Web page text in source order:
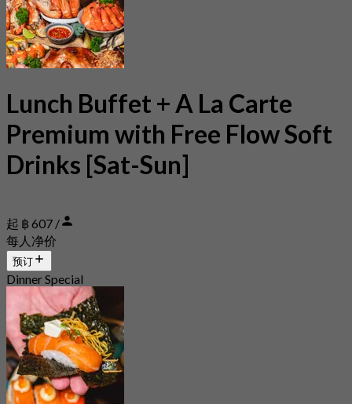
Lunch Buffet + A La Carte
Premium with Free Flow Soft
Drinks [Sat-Sun]
起 ฿ 607 /
每人净价
预订
Dinner Special